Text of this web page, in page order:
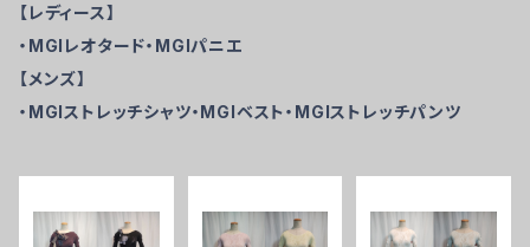
【レディース】
・MGIレオタード・MGIパニエ
【メンズ】
・MGIストレッチシャツ・MGIベスト・MGIストレッチパンツ